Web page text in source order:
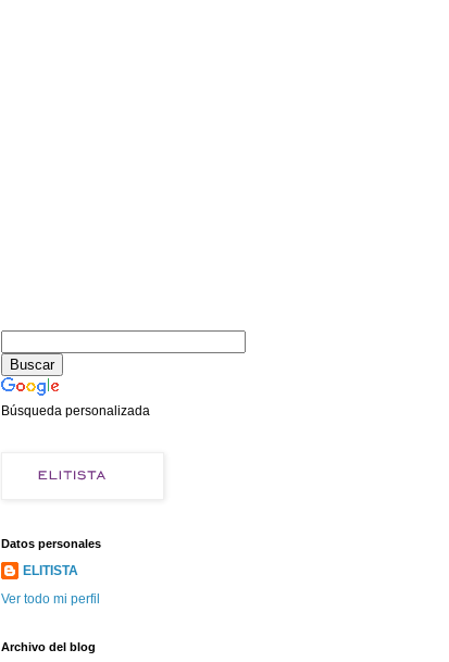
Búsqueda personalizada
Datos personales
ELITISTA
Ver todo mi perfil
Archivo del blog